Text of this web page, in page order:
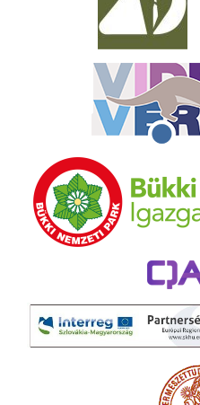
ONLINE JEGYVÁSÁRLÁS